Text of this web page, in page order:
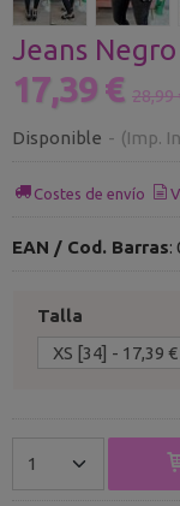
Jeans
17,39 € 28,99
Disponible - (Imp.
Costes de envío
EAN / Cod. Barras:
Talla